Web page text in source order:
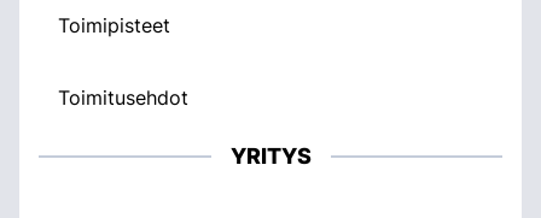
Toimipisteet
Toimitusehdot
YRITYS